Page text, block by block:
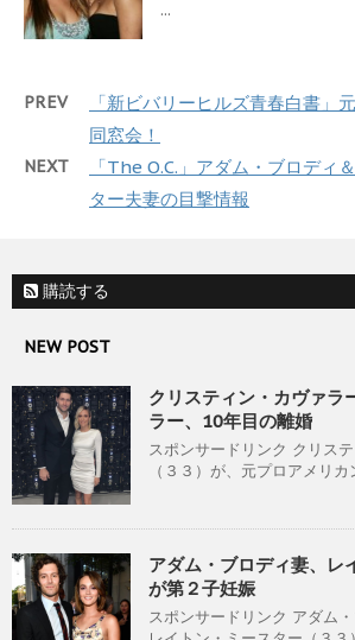
...
PREV
「新ビバリーヒルズ青春白書」
同窓会！
NEXT
「The O.C.」アダム・ブロディ
ター夫妻の目撃情報
購読する
NEW POST
クリスティン・カヴァラ
ラー、10年目の離婚
スポンサードリンク クリス
（３３）が、元プロアメリカ
アダム・ブロディ妻、レ
が第２子妊娠
スポンサードリンク アダム